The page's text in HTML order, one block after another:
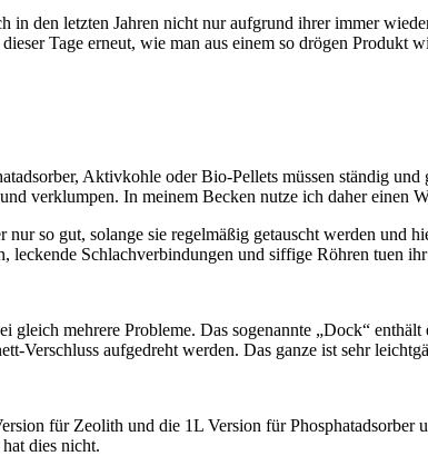
in den letzten Jahren nicht nur aufgrund ihrer immer
Tage erneut, wie man aus einem so drögen
Aktivkohle oder Bio-Pellets müssen ständig
verklumpen. In meinem Becken nutze ich daher
so gut, solange sie regelmäßig getauscht werden und
Schlachverbindungen und siffige Röhren tuen
gleich mehrere Probleme. Das sogenannte „Dock“
Verschluss aufgedreht werden. Das ganze ist sehr
für Zeolith und die 1L Version für
dies nicht.